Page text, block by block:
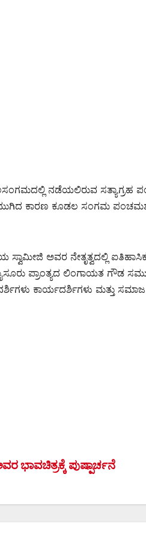
ನಡೆಯಲಿರುವ
ಕಾರಣ ಕೂಡಲ ಸಂಗಮ
ಸ್ವಾಮೀಜಿ ಅವರ ನೇತೃತ್ವದಲ್ಲಿ
ಪ್ರಾಂತ್ಯದ ಲಿಂಗಾಯತ ಗೌಡ
ಕಾರ್ಯದರ್ಶಿಗಳು ಮತ್ತು ಸಮಾಜ
ಭಾವಚಿತ್ರಕ್ಕೆ ಪುಷ್ಪಾರ್ಚನೆ